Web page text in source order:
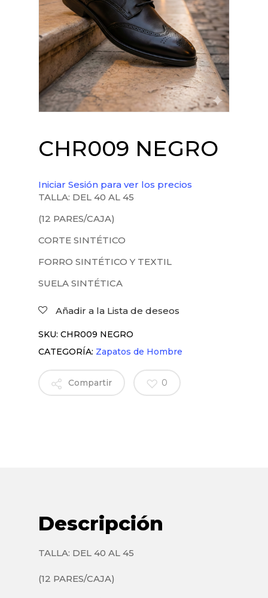
CHR009 NEGRO
Iniciar Sesión para ver los precios
TALLA: DEL 40 AL 45
(12 PARES/CAJA)
CORTE SINTÉTICO
FORRO SINTÉTICO Y TEXTIL
SUELA SINTÉTICA
Añadir a la Lista de deseos
SKU: CHR009 NEGRO
CATEGORÍA: Zapatos de Hombre
Compartir 0
Descripción
TALLA: DEL 40 AL 45
(12 PARES/CAJA)